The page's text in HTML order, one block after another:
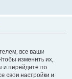
все ваши
изменить их,
и перейдите по
свои настройки и